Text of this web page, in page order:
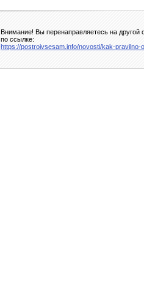
Внимание! Вы перенаправляетесь на другой
по ссылке:
https://postroivsesam.info/novosti/kak-